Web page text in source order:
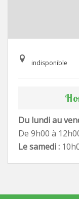
indisponible
Du lundi au
De 9h00 à
Le samedi :